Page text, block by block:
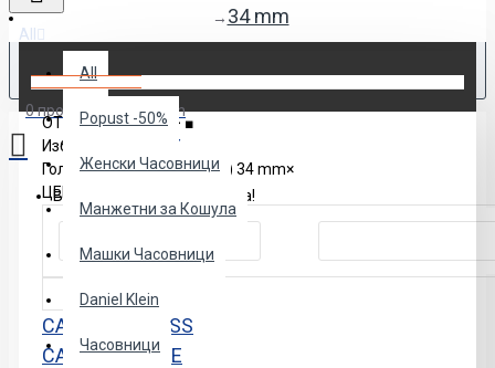
All
All
Popust -50%
Женски Часовници
Манжетни за Кошула
Машки Часовници
Daniel Klein
Часовници
0 продукт(и) - 0.00den
Вашата кошничка е празна!
34 mm
ОТВОРИ ФИЛТЕР > ■
Избор!
ПОНИШТИ X
Големина на куќиште (мм) 34 mm×
ЦЕНА ОД - ДО
CASIO TIMELESS
CASIO VINTAGE